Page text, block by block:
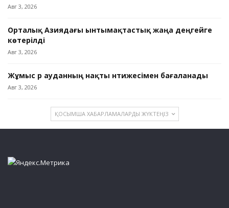
Авг 3, 2026
Орталық Азиядағы ынтымақтастық жаңа деңгейге
көтерілді
Авг 3, 2026
Жұмыс әр ауданның нақты нәтижесімен бағаланады
Авг 3, 2026
ҚОСЫМША ХАБАРЛАМАЛАРДЫ ЖҮКТЕҢІЗ